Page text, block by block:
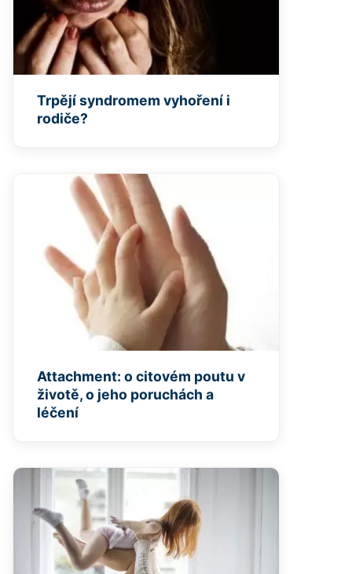
Trpějí syndromem vyhoření i
rodiče?
Attachment: o citovém poutu v
životě, o jeho poruchách a
léčení